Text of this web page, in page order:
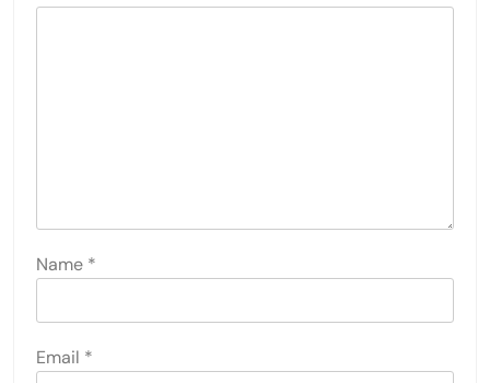
Name *
Email *